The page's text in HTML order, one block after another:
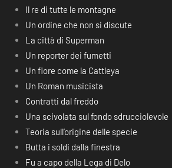
Il re di tutte le montagne
Un ordine che non si discute
La città di Superman
Un reporter dei fumetti
Un fiore come la Cattleya
Un Roman musicista
Contratti dal freddo
Una scivolata sul fondo sdrucciolevole
Teoria sull’origine delle specie
Butta i soldi dalla finestra
Fu a capo della Lega di Delo